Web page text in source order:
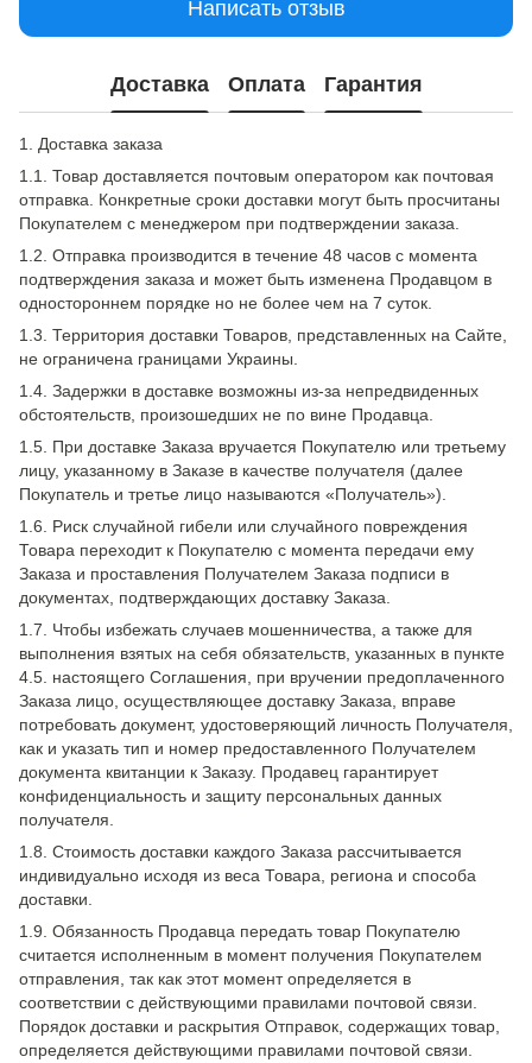
Написать отзыв
Доставка Оплата Гарантия
1. Доставка заказа
1.1. Товар доставляется почтовым оператором как почтовая
отправка. Конкретные сроки доставки могут быть просчитаны
Покупателем с менеджером при подтверждении заказа.
1.2. Отправка производится в течение 48 часов с момента
подтверждения заказа и может быть изменена Продавцом в
одностороннем порядке но не более чем на 7 суток.
1.3. Территория доставки Товаров, представленных на Сайте,
не ограничена границами Украины.
1.4. Задержки в доставке возможны из-за непредвиденных
обстоятельств, произошедших не по вине Продавца.
1.5. При доставке Заказа вручается Покупателю или третьему
лицу, указанному в Заказе в качестве получателя (далее
Покупатель и третье лицо называются «Получатель»).
1.6. Риск случайной гибели или случайного повреждения
Товара переходит к Покупателю с момента передачи ему
Заказа и проставления Получателем Заказа подписи в
документах, подтверждающих доставку Заказа.
1.7. Чтобы избежать случаев мошенничества, а также для
выполнения взятых на себя обязательств, указанных в пункте
4.5. настоящего Соглашения, при вручении предоплаченного
Заказа лицо, осуществляющее доставку Заказа, вправе
потребовать документ, удостоверяющий личность Получателя,
как и указать тип и номер предоставленного Получателем
документа квитанции к Заказу. Продавец гарантирует
конфиденциальность и защиту персональных данных
получателя.
1.8. Стоимость доставки каждого Заказа рассчитывается
индивидуально исходя из веса Товара, региона и способа
доставки.
1.9. Обязанность Продавца передать товар Покупателю
считается исполненным в момент получения Покупателем
отправления, так как этот момент определяется в
соответствии с действующими правилами почтовой связи.
Порядок доставки и раскрытия Отправок, содержащих товар,
определяется действующими правилами почтовой связи.